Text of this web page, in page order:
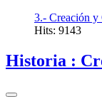
3.- Creación y
Hits: 9143
Historia :